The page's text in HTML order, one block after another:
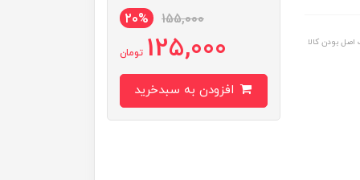
بودن کالا
155,000
20%
125,000 تومان